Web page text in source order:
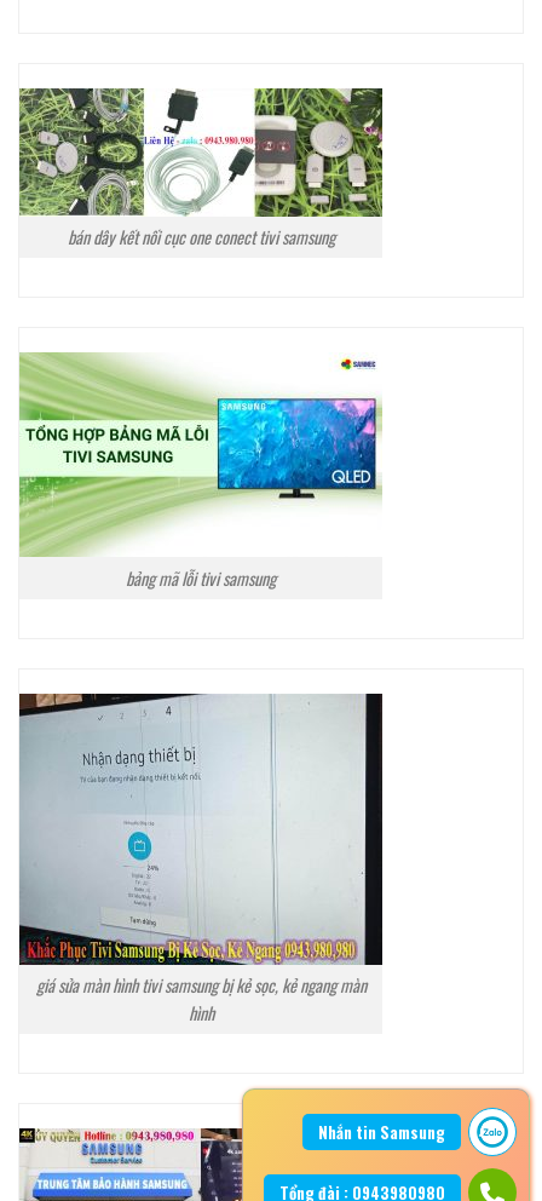
bán dây kết nối cục one conect tivi samsung
bảng mã lỗi tivi samsung
giá sửa màn hình tivi samsung bị kẻ sọc, kẻ ngang màn
hình
Nhắn tin Samsung
Tổng đài : 0943980980